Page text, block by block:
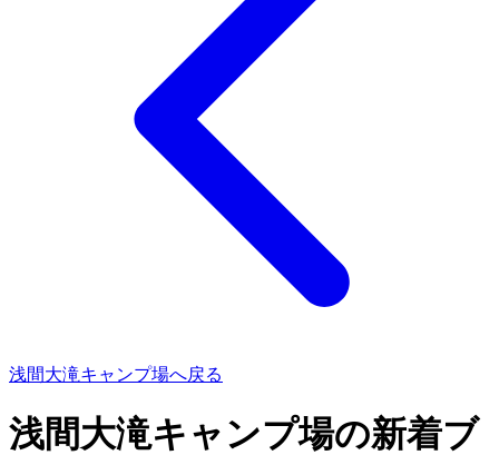
浅間大滝キャンプ場へ戻る
浅間大滝キャンプ場の新着ブ